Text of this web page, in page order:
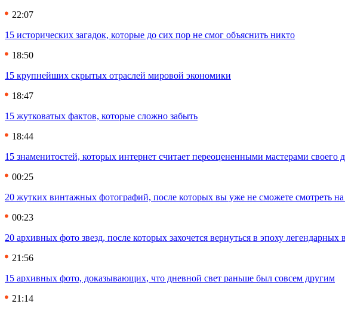
22:07
15 исторических загадок, которые до сих пор не смог объяснить никто
18:50
15 крупнейших скрытых отраслей мировой экономики
18:47
15 жутковатых фактов, которые сложно забыть
18:44
15 знаменитостей, которых интернет считает переоцененными мастерами своего
00:25
20 жутких винтажных фотографий, после которых вы уже не сможете смотреть
00:23
20 архивных фото звезд, после которых захочется вернуться в эпоху легендарных
21:56
15 архивных фото, доказывающих, что дневной свет раньше был совсем другим
21:14